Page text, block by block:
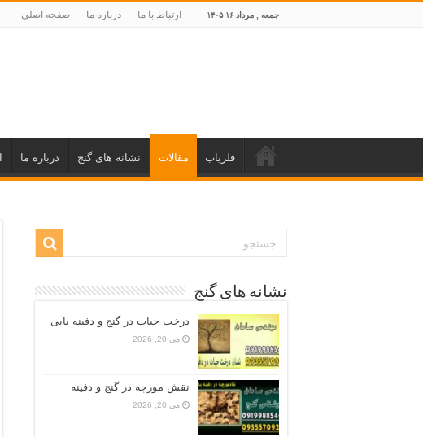
جمعه , مرداد ۱۶ ۱۴۰۵ ارتباط با ما درباره ما صفحه اصلی
فلزیاب مقالات نشانه های گنج درباره ما
نشانه های گنج
درخت حیات در گنج و دفینه یابی
می 20, 2026
نقش مورچه در گنج و دفینه
می 20, 2026